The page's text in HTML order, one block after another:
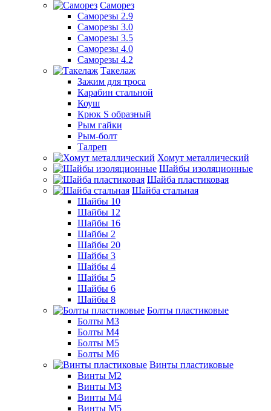
Саморез
Саморезы 2.9
Саморезы 3.0
Саморезы 3.5
Саморезы 4.0
Саморезы 4.2
Такелаж
Зажим для троса
Карабин стальной
Коуш
Крюк S образный
Рым гайки
Рым-болт
Талреп
Хомут металлический
Шайбы изоляционные
Шайба пластиковая
Шайба стальная
Шайбы 10
Шайбы 12
Шайбы 16
Шайбы 2
Шайбы 20
Шайбы 3
Шайбы 4
Шайбы 5
Шайбы 6
Шайбы 8
Болты пластиковые
Болты М3
Болты М4
Болты М5
Болты М6
Винты пластиковые
Винты М2
Винты М3
Винты М4
Винты М5